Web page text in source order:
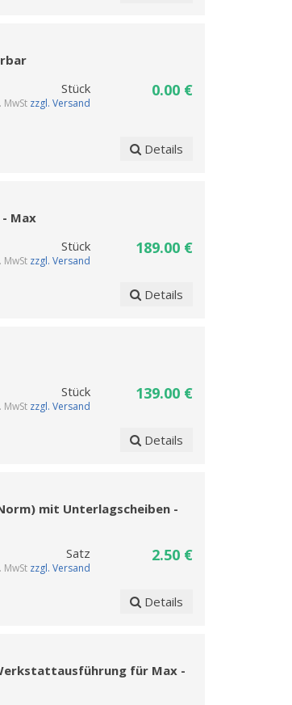
Stück
MwSt zzgl. Versand
0.00 €
Details
Max
Stück
MwSt zzgl. Versand
189.00 €
Details
Stück
MwSt zzgl. Versand
139.00 €
Details
mit Unterlagscheiben -
Satz
MwSt zzgl. Versand
2.50 €
Details
für Max -